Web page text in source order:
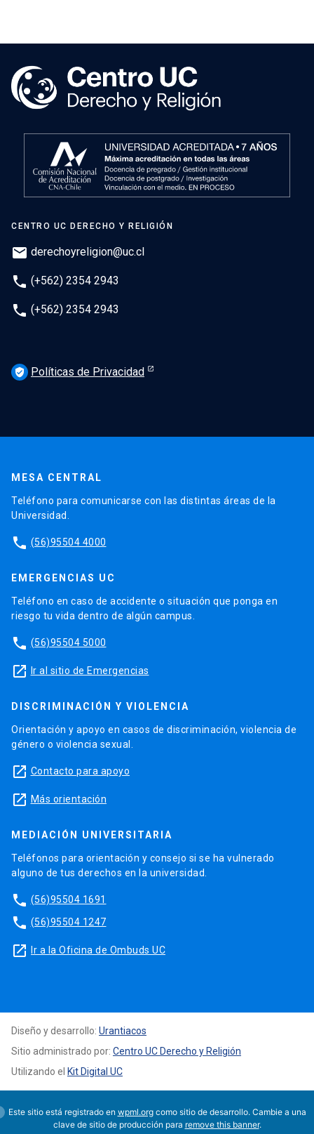
CENTRO UC DERECHO Y RELIGIÓN
mail derechoyreligion@uc.cl
phone (+562) 2354 2943
phone (+562) 2354 2943
verified_user Políticas de Privacidad
MESA CENTRAL
Teléfono para comunicarse con las distintas áreas de la
Universidad.
phone (56)95504 4000
EMERGENCIAS UC
Teléfono en caso de accidente o situación que ponga en
riesgo tu vida dentro de algún campus.
phone (56)95504 5000
launch Ir al sitio de Emergencias
DISCRIMINACIÓN Y VIOLENCIA
Orientación y apoyo en casos de discriminación, violencia de
género o violencia sexual.
launch Contacto para apoyo
launch Más orientación
MEDIACIÓN UNIVERSITARIA
Teléfonos para orientación y consejo si se ha vulnerado
alguno de tus derechos en la universidad.
phone (56)95504 1691
phone (56)95504 1247
launch Ir a la Oficina de Ombuds UC
Diseño y desarrollo: Urantiacos
Sitio administrado por: Centro UC Derecho y Religión
Utilizando el Kit Digital UC
Este sitio está registrado en wpml.orgcomo sitio de desarrollo. Cambie a una
clave de sitio de producción para remove this banner.